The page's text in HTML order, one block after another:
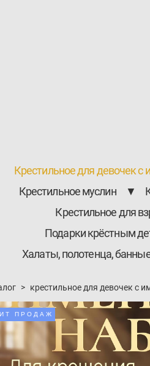
Крестильное для девочек с
Крестильное муслин
▼
Крестильное для
Подарки крёстным
Халаты, полотенца,
> крестильное для девочек с
ПРОДАЖ